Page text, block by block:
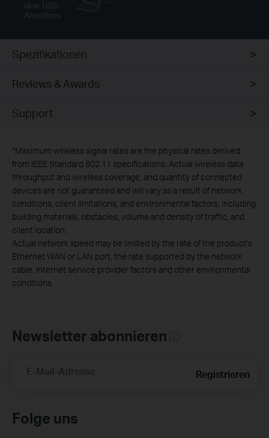
über USB-
Anschluss
Spezifikationen
Reviews & Awards
Support
*Maximum wireless signal rates are the physical rates derived
from IEEE Standard 802.11 specifications. Actual wireless data
throughput and wireless coverage, and quantity of connected
devices are not guaranteed and will vary as a result of network
conditions, client limitations, and environmental factors, including
building materials, obstacles, volume and density of traffic, and
client location.
Actual network speed may be limited by the rate of the product's
Ethernet WAN or LAN port, the rate supported by the network
cable, Internet service provider factors and other environmental
conditions.
Newsletter abonnieren
E-Mail-Adresse Registrieren
Folge uns